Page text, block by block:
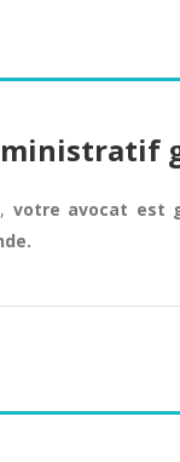
votre avocat est